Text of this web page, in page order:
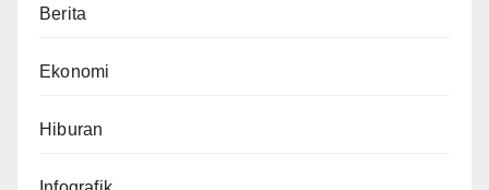
Berita
Ekonomi
Hiburan